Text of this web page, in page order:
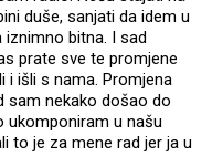
duše, sanjati da idem u
bitna. I sad
prate sve te promjene
i išli s nama. Promjena
sam nekako došao do
ukomponiram u našu
to je za mene rad jer ja u